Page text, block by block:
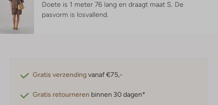
Doete is 1 meter 76 lang en draagt maat S. De
pasvorm is losvallend
Gratis verzendingvanaf €75,-
Gratis retourneren binnen 30 dagen*